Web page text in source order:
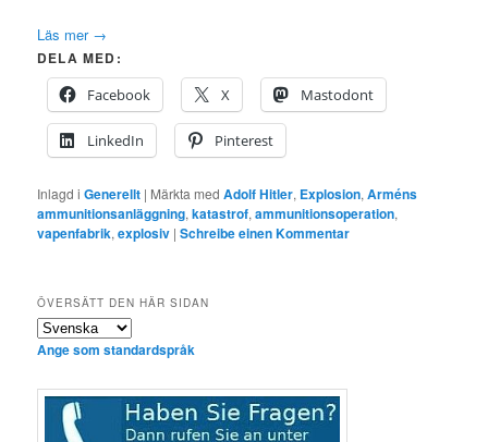
Läs mer →
DELA MED:
Facebook
X Mastodont
LinkedIn Pinterest
Inlagd i Generellt | Märkta med Adolf Hitler, Explosion,Arméns
ammunitionsanläggning,katastrof,ammunitionsoperation,
vapenfabrik,explosiv |Schreibe einen Kommentar
ÖVERSÄTT DEN HÄR SIDAN
Ange som standardspråk